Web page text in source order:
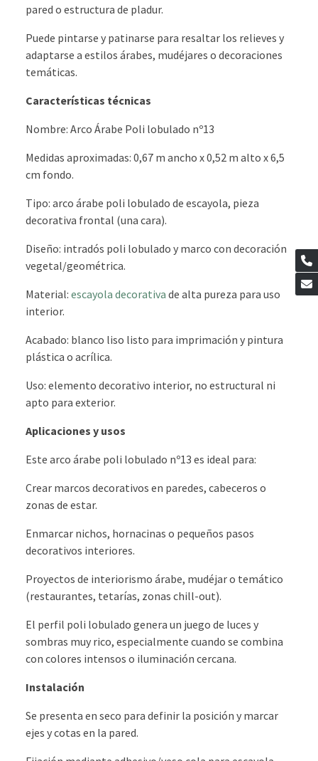
pared o estructura de pladur.
Puede pintarse y patinarse para resaltar los relieves y
adaptarse a estilos árabes, mudéjares o decoraciones
temáticas.
Características técnicas
Nombre: Arco Árabe Poli lobulado nº13
Medidas aproximadas: 0,67 m ancho x 0,52 m alto x 6,5
cm fondo.
Tipo: arco árabe poli lobulado de escayola, pieza
decorativa frontal (una cara).
Diseño: intradós poli lobulado y marco con decoración
vegetal/geométrica.
Material: escayola decorativa de alta pureza para uso
interior.
Acabado: blanco liso listo para imprimación y pintura
plástica o acrílica.
Uso: elemento decorativo interior, no estructural ni
apto para exterior.
Aplicaciones y usos
Este arco árabe poli lobulado nº13 es ideal para:
Crear marcos decorativos en paredes, cabeceros o
zonas de estar.
Enmarcar nichos, hornacinas o pequeños pasos
decorativos interiores.
Proyectos de interiorismo árabe, mudéjar o temático
(restaurantes, tetarías, zonas chill-out).
El perfil poli lobulado genera un juego de luces y
sombras muy rico, especialmente cuando se combina
con colores intensos o iluminación cercana.
Instalación
Se presenta en seco para definir la posición y marcar
ejes y cotas en la pared.